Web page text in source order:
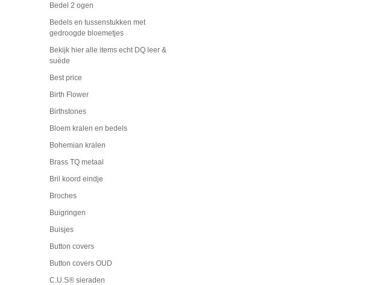
Bedel 2 ogen
Bedels en tussenstukken met
gedroogde bloemetjes
Bekijk hier alle items echt DQ leer &
suède
Best price
Birth Flower
Birthstones
Bloem kralen en bedels
Bohemian kralen
Brass TQ metaal
Bril koord eindje
Broches
Buigringen
Buisjes
Button covers
Button covers OUD
C.U.S® sieraden